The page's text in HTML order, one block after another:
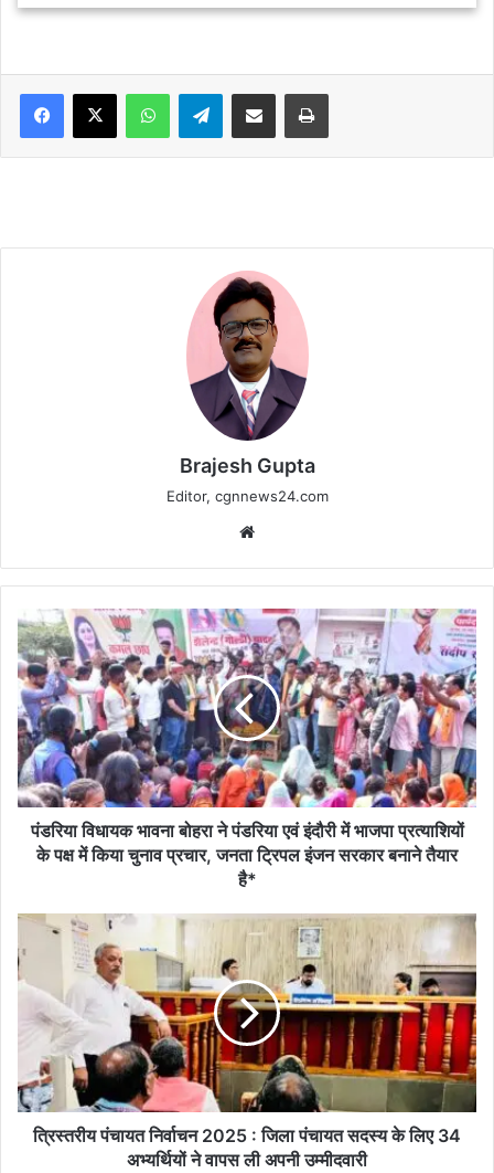
WhatsAppTelegramShare via Email Print
Brajesh Gupta
Editor, cgnnews24.com
पंडरिया
विधायक
भावना
बोहरा
ने
पंडरिया
एवं
इंदौरी
में
भाजपा
प्रत्याशियों
में
चुनाव
प्रचार,
जनता
इंजन
सरकार
बनाने
तैयार
पंडरिया विधायक भावना बोहरा ने पंडरिया एवं इंदौरी में भाजपा प्रत्याशियों
के पक्ष में किया चुनाव प्रचार, जनता ट्रिपल इंजन सरकार बनाने तैयार
है*
त्रिस्तरीय
पंचायत
निर्वाचन
2025
पंचायत
सदस्य
के
लिएत्रिस्तरीय पंचायत निर्वाचन 2025 : जिला पंचायत सदस्य के लिए 34
अभ्यर्थियों ने वापस ली अपनी उम्मीदवारी